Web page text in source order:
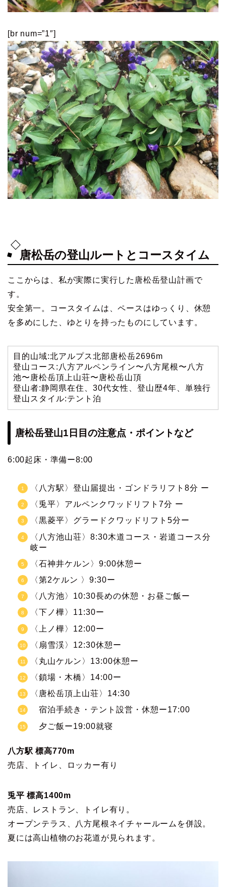
[br num=”1″]
唐松岳の登山ルートとコースタイム
ここからは、私が実際に実行した唐松岳登山計画で
す。
安全第一。コースタイムは、ペースはゆっくり、休憩
を多めにした、ゆとりを持ったものにしています。
目的山域:北アルプス北部唐松岳2696m
登山コース:八方アルペンライン〜八方尾根〜八方
池〜唐松岳頂上山荘〜唐松岳山頂
登山者:静岡県在住、30代女性、登山歴4年、単独行
登山スタイル:テント泊
唐松岳登山1日目の注意点・ポイントなど
6:00起床・準備ー8:00
〈八方駅〉登山届提出・ゴンドラリフト8分 ー
〈兎平〉アルペンクワッドリフト7分 ー
〈黒菱平〉グラードクワッドリフト5分ー
〈八方池山荘〉8:30木道コース・岩道コース分
岐ー
〈石神井ケルン〉9:00休憩ー
〈第2ケルン 〉9:30ー
〈八方池〉10:30長めの休憩・お昼ご飯ー
〈下ノ樺〉11:30ー
〈上ノ樺〉12:00ー
〈扇雪渓〉12:30休憩ー
〈丸山ケルン〉13:00休憩ー
〈鎖場・木橋〉14:00ー
〈唐松岳頂上山荘〉14:30
宿泊手続き・テント設営・休憩ー17:00
夕ご飯ー19:00就寝
八方駅 標高770m
売店、トイレ、ロッカー有り
兎平 標高1400m
売店、レストラン、トイレ有り。
オープンテラス、八方尾根ネイチャールームを併設。
夏には高山植物のお花道が見られます。